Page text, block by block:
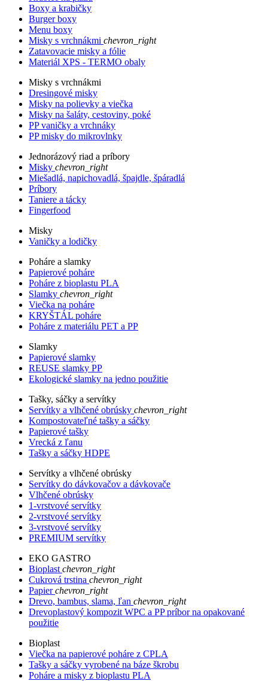
Boxy a krabičky
Burger boxy
Menu boxy
Misky s vrchnákmi chevron_right
Zatavovacie misky a fólie
Materiál XPS - TERMO obaly
Misky s vrchnákmi
Dresingové misky
Misky na polievky a viečka
Misky na šaláty, cestoviny, poké
PP vaničky a vrchnáky
PP misky do mikrovlnky
Jednorázový riad a príbory
Misky chevron_right
Miešadlá, napichovadlá, špajdle, špáradlá
Príbory
Taniere a tácky
Fingerfood
Misky
Vaničky a lodičky
Poháre a slamky
Papierové poháre
Poháre z bioplastu PLA
Slamky chevron_right
Viečka na poháre
KRYŠTÁL poháre
Poháre z materiálu PET a PP
Slamky
Papierové slamky
REUSE slamky PP
Ekologické slamky na jedno použitie
Tašky, sáčky a servítky
Servítky a vlhčené obrúsky chevron_right
Kompostovateľné tašky a sáčky
Papierové tašky
Vrecká z ľanu
Tašky a sáčky HDPE
Servítky a vlhčené obrúsky
Servítky do dávkovačov a dávkovače
Vlhčené obrúsky
1-vrstvové servítky
2-vrstvové servítky
3-vrstvové servítky
PREMIUM servítky
EKO GASTRO
Bioplast chevron_right
Cukrová trstina chevron_right
Papierchevron_right
Drevo, bambus, slama, ľan chevron_right
Drevoplastový kompozit WPC a PP príbor na opakované
použitie
Bioplast
Viečka na papierové poháre z CPLA
Tašky a sáčky vyrobené na báze škrobu
Poháre a misky z bioplastu PLA